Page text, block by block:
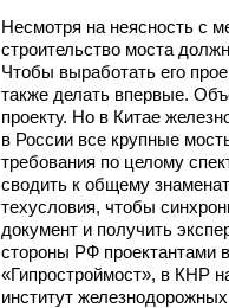
Несмотря на неясность с
строительство моста
Чтобы выработать его
также делать впервые.
проекту. Но в Китае
в России все крупные
требования по целому
сводить к общему
техусловия, чтобы
документ и получить
стороны РФ проектантами
«Гипростроймост», в КНР
институт